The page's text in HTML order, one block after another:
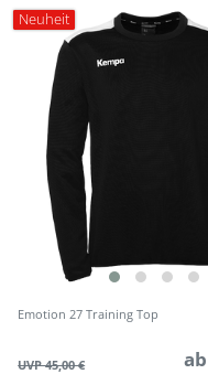
Neuheit
Emotion 27 Training Top
UVP 45,00 €